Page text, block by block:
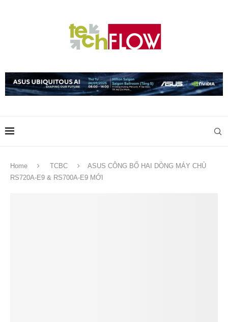
Home TCBC
ASUS CÔNG BỐ HAI DÒNG MÁY CHỦ
RS720A-E9 & RS700A-E9 MỚI